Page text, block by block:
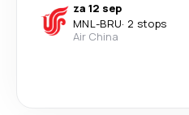
za 12 sep
MNL-BRU· 2 stops
Air China